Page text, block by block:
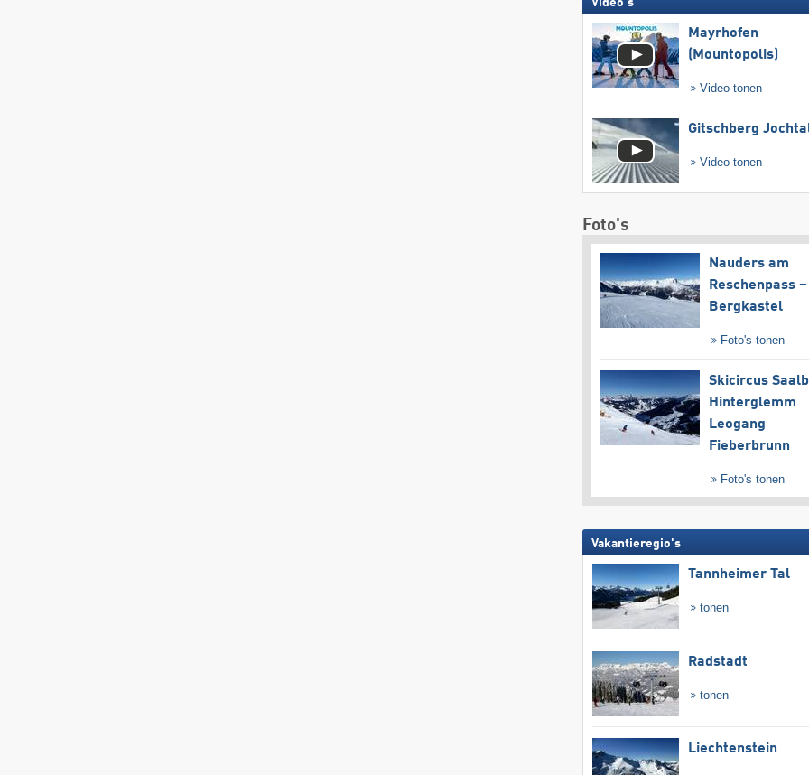
Mayrhofen
(Mountopolis)
Video tonen
Gitschberg
Video tonen
Foto's
Nauders am
Reschenpass –
Bergkastel
Foto's tonen
Skicircus
Hinterglemm
Leogang
Fieberbrunn
Foto's tonen
Vakantieregio's
Tannheimer Tal
tonen
Radstadt
tonen
Liechtenstein